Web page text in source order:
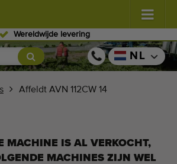
Wereldwijde levering
(584) NL
Affeldt AVN 112CW 14
MACHINE IS AL VERKOCHT,
MACHINES ZIJN WEL